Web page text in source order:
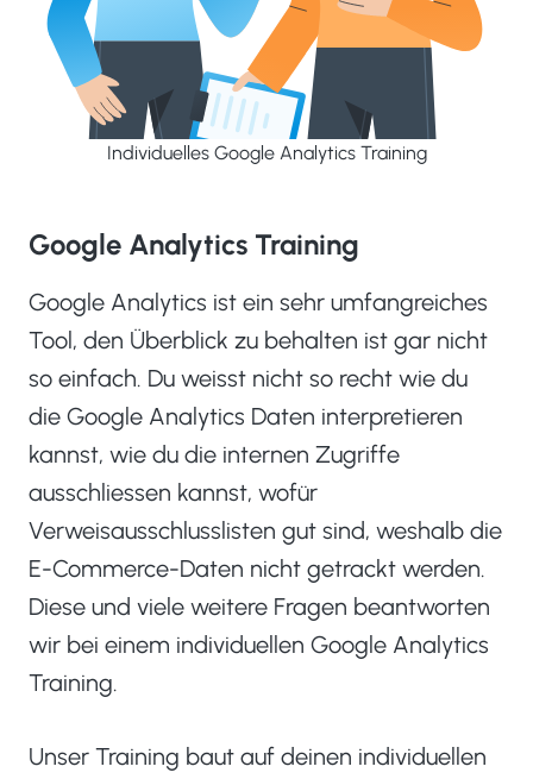
Google Analytics Training
Google Analytics ist ein sehr umfangreiches
Tool, den Überblick zu behalten ist gar nicht
so einfach. Du weisst nicht so recht wie du
die Google Analytics Daten interpretieren
kannst, wie du die internen Zugriffe
ausschliessen kannst, wofür
Verweisausschlusslisten gut sind, weshalb die
E-Commerce-Daten nicht getrackt werden.
Diese und viele weitere Fragen beantworten
wir bei einem individuellen Google Analytics
Training.
Unser Training baut auf deinen individuellen
Individuelles Google Analytics Training